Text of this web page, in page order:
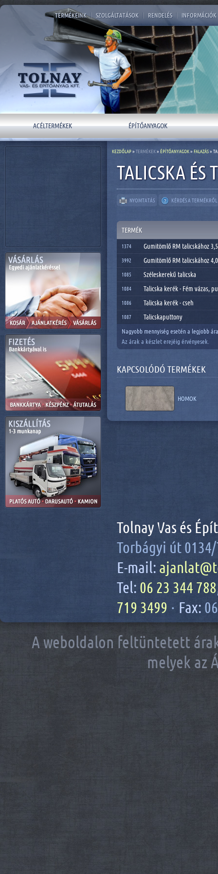
TERMÉKEINK SZOLGÁLTATÁSOK RENDELÉS INFORMÁCIÓK
ACÉLTERMÉKEK ÉPÍTŐANYAGOK
TALICSKA ÉS
NYOMTATÁS KÉRDÉS A TERMÉKRŐL
TERMÉK
1374 Gumitömlő RM talicskához
3992 Gumitömlő RM talicskához
1085 Széleskerekű talicska
1084 Talicska kerék - Fém vázas,
1086 Talicska kerék - cseh
1087 Talicskaputtony
Nagyobb mennyiség esetén a legjobb
Az árak a készlet erejéig érvényesek.
KAPCSOLÓDÓ TERMÉKEK
HOMOK
Tolnay Vas és
Torbágyi út
E-mail:
Tel: 06 23 344 788
719 3499 · Fax:
KEZDŐLAP» TERMÉKEK» ÉPÍTŐANYAGOK» FALAZÁS»
A weboldalon feltüntetett
melyek az